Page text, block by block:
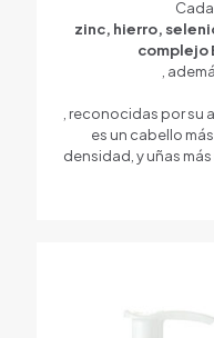
zinc, hierro,
complejo
,
, reconocidas por su
es un cabello
densidad, y uñas